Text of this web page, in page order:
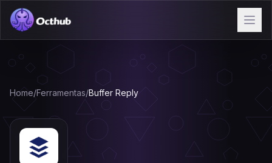
Home/Ferramentas/Buffer Reply